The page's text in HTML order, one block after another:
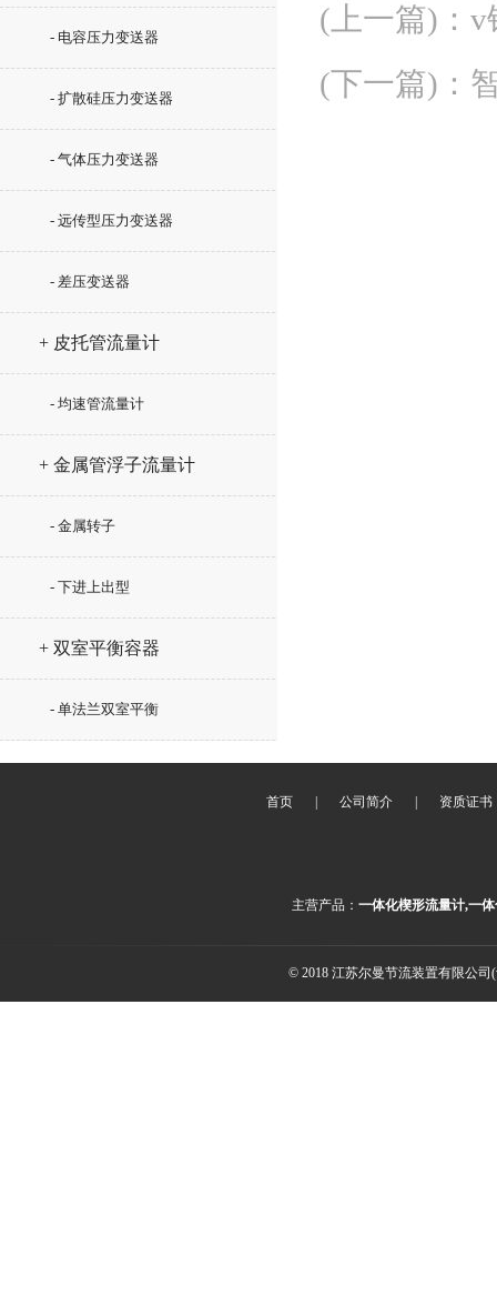
- 电容压力变送器
- 扩散硅压力变送器
- 气体压力变送器
- 远传型压力变送器
- 差压变送器
+ 皮托管流量计
- 均速管流量计
+ 金属管浮子流量计
- 金属转子
- 下进上出型
+ 双室平衡容器
- 单法兰双室平衡
(上一篇) ： v
(下一篇) ：
首页 公司简介 资质证书
主营产品：一体化楔形流量计,一
© 2018 江苏尔曼节流装置有限公司